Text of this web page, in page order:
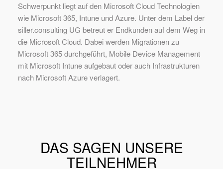
Schwerpunkt liegt auf den Microsoft Cloud Technologien
wie Microsoft 365, Intune und Azure. Unter dem Label der
siller.consulting UG betreut er Endkunden auf dem Weg in
die Microsoft Cloud. Dabei werden Migrationen zu
Microsoft 365 durchgeführt, Mobile Device Management
mit Microsoft Intune aufgebaut oder auch Infrastrukturen
nach Microsoft Azure verlagert.
DAS SAGEN UNSERE
TEILNEHMER